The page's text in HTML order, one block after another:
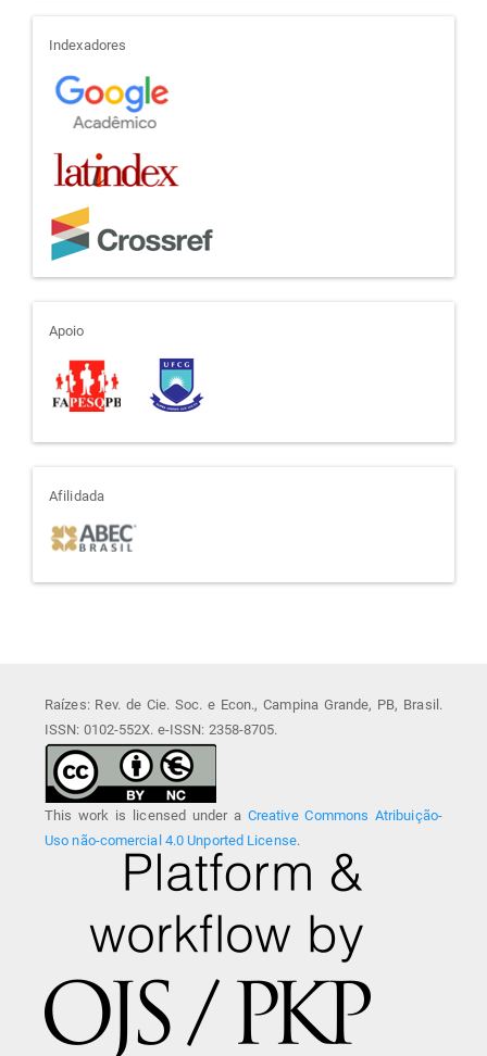
indexadores
Indexadores
apoio
Apoio
afiliada
Afilidada
Raízes: Rev. de Cie. Soc. e Econ., Campina Grande, PB, Brasil.
ISSN: 0102-552X. e-ISSN: 2358-8705.
This work is licensed under a Creative Commons Atribuição-
Uso não-comercial 4.0 Unported License.